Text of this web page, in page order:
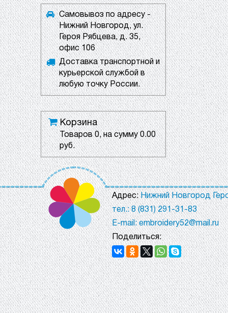
Самовывоз по адресу -
Нижний Новгород, ул.
Героя Рябцева, д. 35,
офис 106
Доставка транспортной и
курьерской службой в
любую точку России.
Корзина
Товаров0, на сумму0.00
руб.
Адрес:Нижний Новгород
тел.: 8 (831) 291-31-83
E-mail: embroidery52@mail.ru
Поделиться: